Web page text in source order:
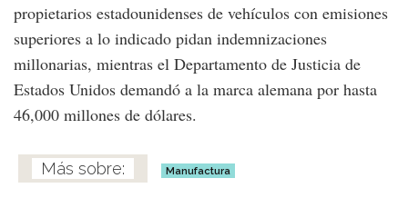
propietarios estadounidenses de vehículos con emisiones
superiores a lo indicado pidan indemnizaciones
millonarias, mientras el Departamento de Justicia de
Estados Unidos demandó a la marca alemana por hasta
46,000 millones de dólares.
Manufactura